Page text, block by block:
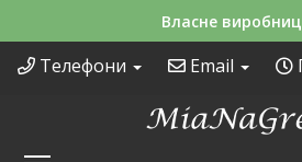
Власне
Телефони Email